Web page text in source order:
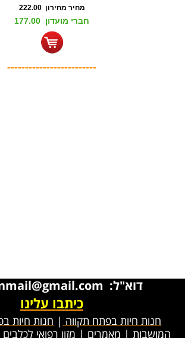
מחיר מחירון 222.00
חברי מועדון 177.00
-------------------------
דוא"ל: petmanmail@gmail.com
כיתבו עלינו
חנות חיות בפתח תקווה | חנות חיות
המושבות| מאמרים | מזון רפואי לכלבים